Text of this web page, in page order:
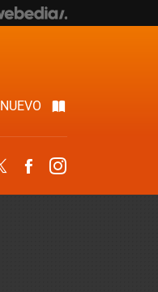
NUEVO
Twitter Facebook